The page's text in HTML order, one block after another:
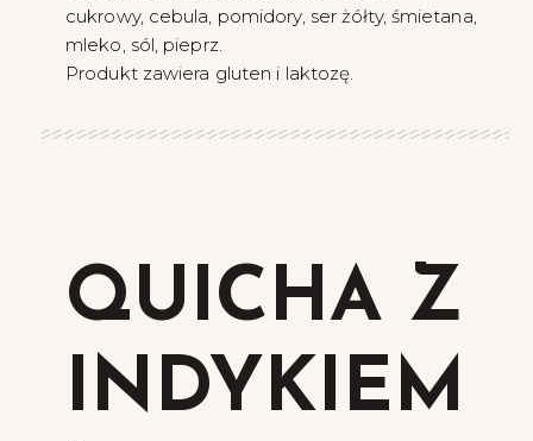
cukrowy, cebula, pomidory, ser żółty, śmietana,
mleko, sól, pieprz.
Produkt zawiera gluten i laktozę.
QUICHA Z
INDYKIEM